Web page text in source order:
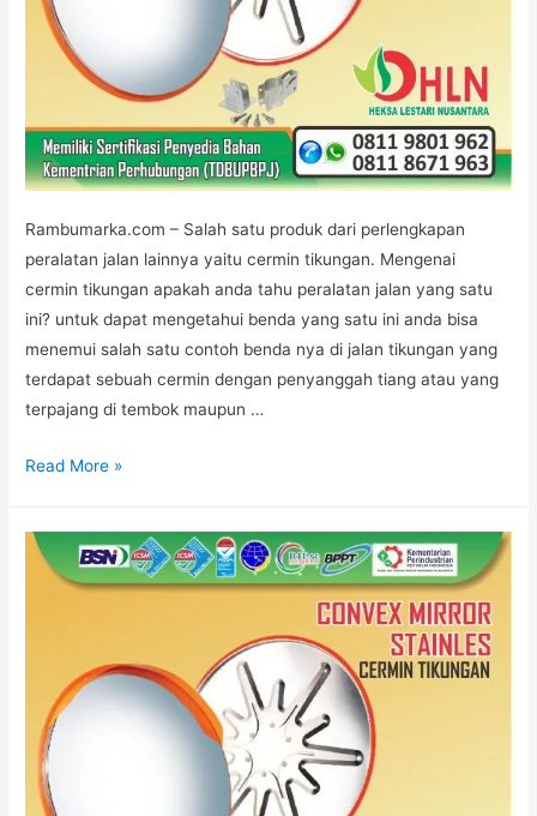
Rambumarka.com – Salah satu produk dari perlengkapan
peralatan jalan lainnya yaitu cermin tikungan. Mengenai
cermin tikungan apakah anda tahu peralatan jalan yang satu
ini? untuk dapat mengetahui benda yang satu ini anda bisa
menemui salah satu contoh benda nya di jalan tikungan yang
terdapat sebuah cermin dengan penyanggah tiang atau yang
terpajang di tembok maupun …
Keunggulan
atau
Cermin
Rambu
Marka
Read More »